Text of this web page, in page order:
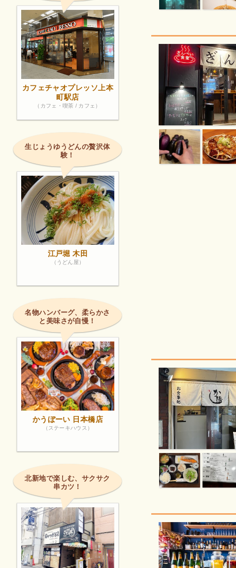
カフェチャオプレッソ上本
町駅店
（カフェ・喫茶 / カフェ）
生じょうゆうどんの贅沢体
験！
江戸堀 木田
（うどん屋）
名物ハンバーグ、柔らかさ
と美味さが自慢！
かうぼーい 日本橋店
（ステーキハウス）
北新地で楽しむ、サクサク
串カツ！